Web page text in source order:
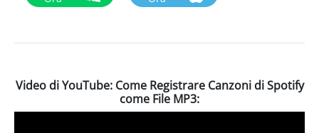
Video di YouTube: Come Registrare Canzoni di Spotify
come File MP3: